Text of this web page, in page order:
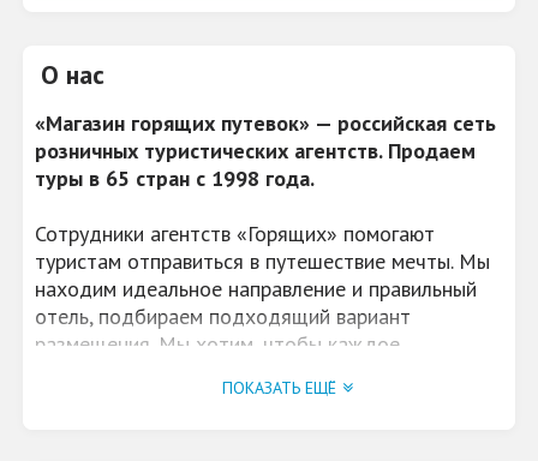
О нас
«Магазин горящих путевок» — российская сеть
розничных туристических агентств. Продаем
туры в 65 стран с 1998 года.
Сотрудники агентств «Горящих» помогают
туристам отправиться в путешествие мечты. Мы
находим идеальное направление и правильный
отель, подбираем подходящий вариант
размещения. Мы хотим, чтобы каждое
ПОКАЗАТЬ ЕЩЁ